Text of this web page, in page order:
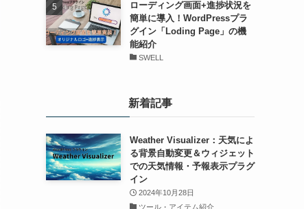
を導入する方法
WordPress
【全57種紹介】ブロックにア
ニメーションを簡単に追加！
【SWELL】グローバルメニュ
SWELL
ローディング画面+進捗状況を
簡単に導入！WordPressプラ
グイン「Loding Page」の機